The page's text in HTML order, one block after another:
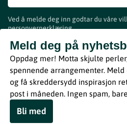
Strikketreff med noe attåt
Ved å melde deg inn godtar du våre
personvernerklæring.
Meld deg på
Oppdag mer! Motta skjulte
spennende arrangementer.
og få skreddersydd inspirasjon
post i måneden. Ingen spam,
Bli med
www.visitvestfold.com
Turistinformasjon
Vestfold Fylkeskommune
ByBreakfast